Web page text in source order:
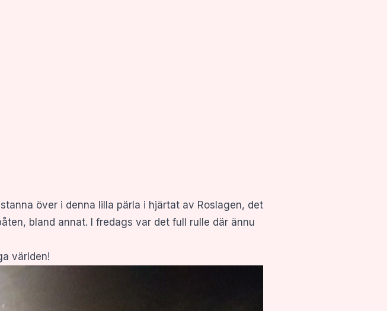
över i denna lilla pärla i hjärtat av Roslagen, det
bland annat. I fredags var det full rulle där ännu
världen!